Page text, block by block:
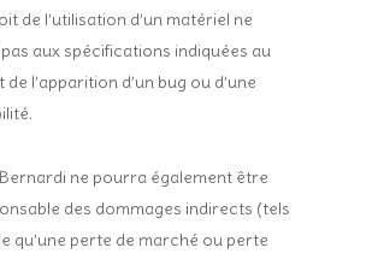
de l’utilisation d’un matériel ne
aux spécifications indiquées au
l’apparition d’un bug ou d’une
ne pourra également être
des dommages indirects (tels
qu’une perte de marché ou perte